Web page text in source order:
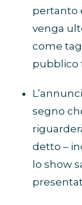
pertanto
venga
come
pubblico
segno
detto –
lo show